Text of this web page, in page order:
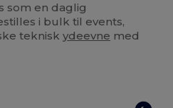
som en daglig
i bulk til events,
tekniskydeevne med